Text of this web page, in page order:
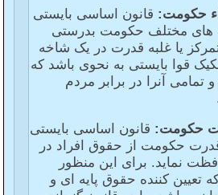
حکومت: قانون اساسی بایستی
های مختلف حکومت بدرستی
تمرکز یا غلبه قدرت در یک شاخه
قوا بایستی به نحوی باشد که
آنرا در برابر مردم
حکومت: قانون اساسی بایستی
حکومت از حقوق افراد در
نماید. برای این منظور
تعیین کننده حقوق پایه ای و